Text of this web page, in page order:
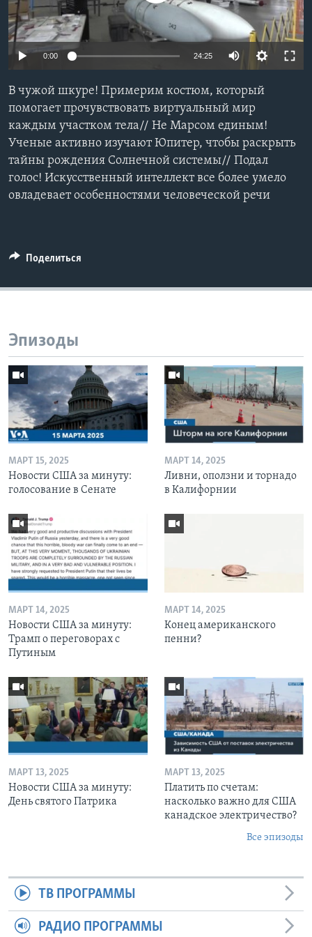
Learning English
СОЦИАЛЬНЫЕ СЕТИ
Языки
0:00 24:25
В чужой шкуре! Примерим костюм, который
помогает прочувствовать виртуальный мир
каждым участком тела// Не Марсом единым!
Ученые активно изучают Юпитер, чтобы раскрыть
тайны рождения Солнечной системы// Подал
голос! Искусственный интеллект все более умело
овладевает особенностями человеческой речи
Поделиться
Эпизоды
МАРТ 15, 2025
Новости США за минуту:
голосование в Сенате
МАРТ 14, 2025
Ливни, оползни и торнадо
в Калифорнии
МАРТ 14, 2025
Новости США за минуту:
Трамп о переговорах с
Путиным
МАРТ 14, 2025
Конец американского
пенни?
МАРТ 13, 2025
Новости США за минуту:
День святого Патрика
МАРТ 13, 2025
Платить по счетам:
насколько важно для США
канадское электричество?
Все эпизоды
ТВ ПРОГРАММЫ
РАДИО ПРОГРАММЫ